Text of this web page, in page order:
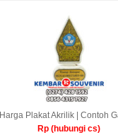
Harga Plakat Akrilik | Contoh
Rp (hubungi cs)